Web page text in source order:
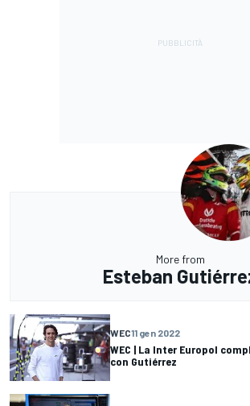
More from
Esteban
WEC11 gen 2022
WEC | La Inter Europol
con Gutiérrez